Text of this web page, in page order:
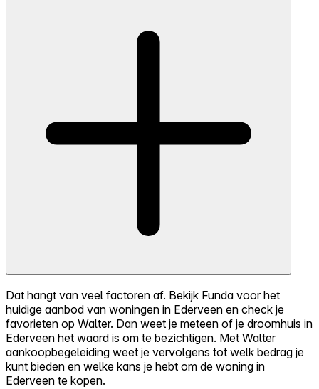
Dat hangt van veel factoren af. Bekijk Funda voor het
huidige aanbod van woningen in Ederveen en check je
favorieten op Walter. Dan weet je meteen of je droomhuis in
Ederveen het waard is om te bezichtigen. Met Walter
aankoopbegeleiding weet je vervolgens tot welk bedrag je
kunt bieden en welke kans je hebt om de woning in
Ederveen te kopen.